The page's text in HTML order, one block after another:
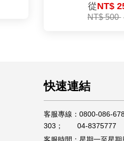
從NT$
NT$ 500
快速連結
客服專線：0800-086-
303； 04-8375777